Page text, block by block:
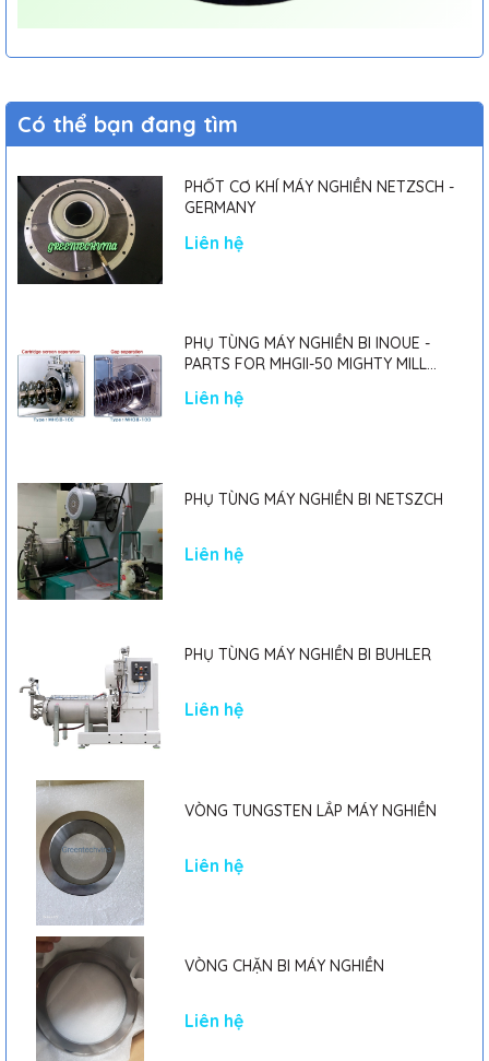
Có thể bạn đang tìm
PHỐT CƠ KHÍ MÁY NGHIỀN NETZSCH -
GERMANY
Liên hệ
PHỤ TÙNG MÁY NGHIỀN BI INOUE -
PARTS FOR MHGII-50 MIGHTY MILL
Liên hệ
PHỤ TÙNG MÁY NGHIỀN BI NETSZCH
Liên hệ
PHỤ TÙNG MÁY NGHIỀN BI BUHLER
Liên hệ
VÒNG TUNGSTEN LẮP MÁY NGHIỀN
Liên hệ
VÒNG CHẶN BI MÁY NGHIỀN
Liên hệ